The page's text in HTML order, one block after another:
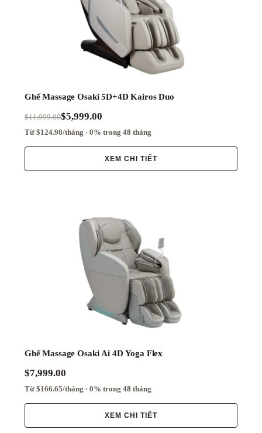
Ghế Massage Osaki 5D+4D Kairos Duo
$11,999.00$5,999.00
Từ $124.98/tháng · 0% trong 48 tháng
XEM CHI TIẾT
Ghế Massage Osaki Ai 4D Yoga Flex
$7,999.00
Từ $166.65/tháng · 0% trong 48 tháng
XEM CHI TIẾT